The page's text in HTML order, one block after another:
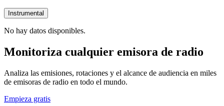
Instrumental
No hay datos disponibles.
Monitoriza cualquier emisora de radio
Analiza las emisiones, rotaciones y el alcance de audiencia en miles
de emisoras de radio en todo el mundo.
Empieza gratis